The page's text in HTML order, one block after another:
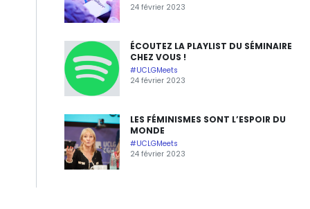
24 février 2023
ÉCOUTEZ LA PLAYLIST DU SÉMINAIRE
CHEZ VOUS !
#UCLGMeets
24 février 2023
LES FÉMINISMES SONT L’ESPOIR DU
MONDE
#UCLGMeets
24 février 2023